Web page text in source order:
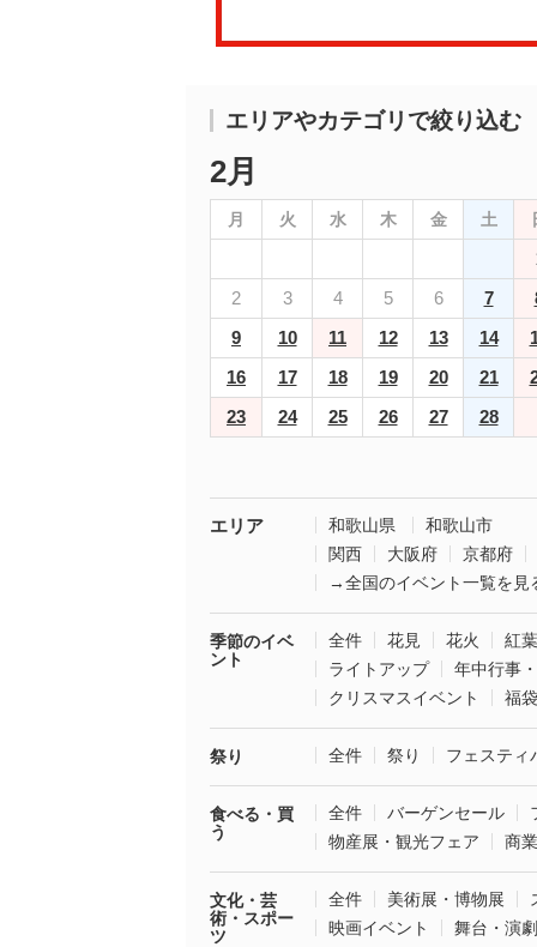
エリアやカテゴリで絞り込む
2月
月 火 水 木 金 土
2
3 4 5 6 7
9
10 11 12 13 14
16
17 18 19 20 21
23
24 25 26 27 28
エリア 和歌山県
和歌山市
関西
大阪府
京都府
→全国のイベント一覧を見
季節のイベ
ント
全件 花見 花火
紅葉
ライトアップ
年中行事
クリスマスイベント
福
祭り 全件 祭り フェスティ
食べる・買
う
全件 バーゲンセール
物産展・観光フェア
商
文化・芸
術・スポー
ツ
全件 美術展・博物展
映画イベント
舞台・演劇